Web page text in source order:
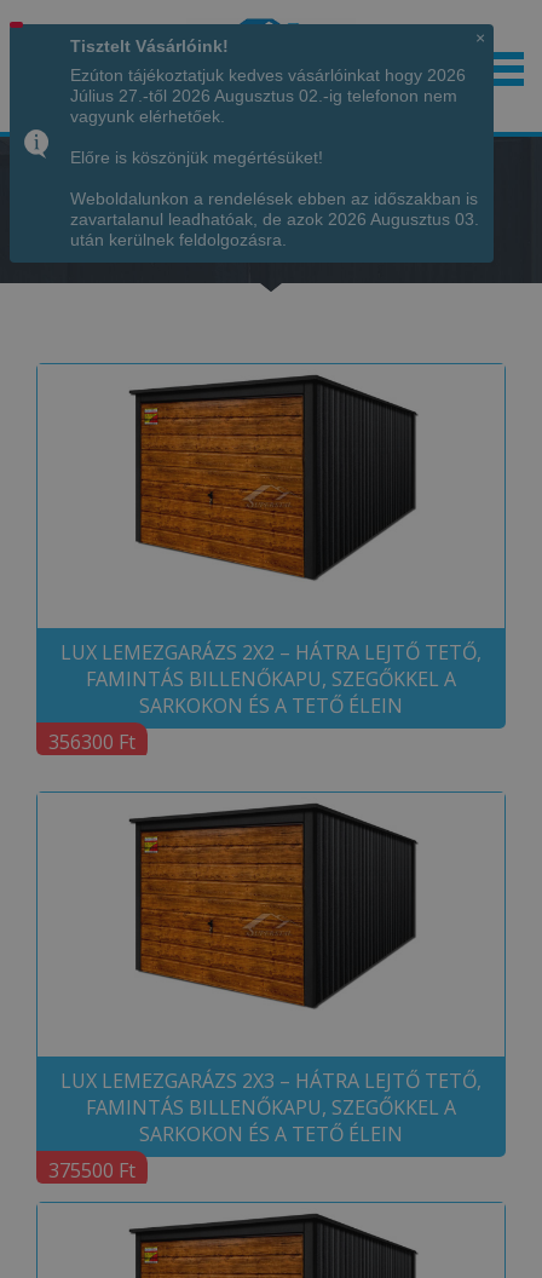
Hívjon minket!+36 70 7342034
Főoldal - TERMÉKEK - GARÁZS LUX
LUX LEMEZGARÁZS 2X2 – HÁTRA LEJTŐ TETŐ,
FAMINTÁS BILLENŐKAPU, SZEGŐKKEL A
SARKOKON ÉS A TETŐ ÉLEIN
356300 Ft
LUX LEMEZGARÁZS 2X3 – HÁTRA LEJTŐ TETŐ,
FAMINTÁS BILLENŐKAPU, SZEGŐKKEL A
SARKOKON ÉS A TETŐ ÉLEIN
375500 Ft
×
Tisztelt Vásárlóink!
Ezúton tájékoztatjuk kedves vásárlóinkat hogy 2026
Július 27.-től 2026 Augusztus 02.-ig telefonon nem
vagyunk elérhetőek.
Előre is köszönjük megértésüket!
Weboldalunkon a rendelések ebben az időszakban is
zavartalanul leadhatóak, de azok 2026 Augusztus 03.
után kerülnek feldolgozásra.